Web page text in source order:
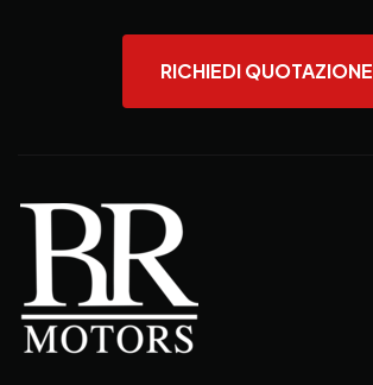
RICHIEDI QUOTAZIONE